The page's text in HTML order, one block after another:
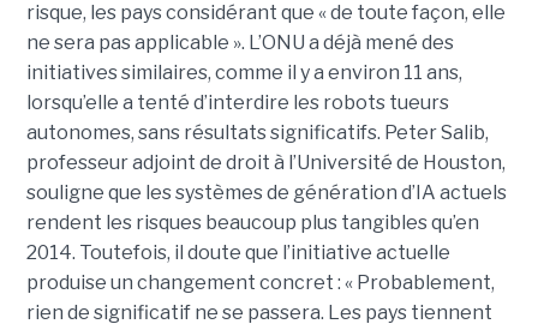
risque, les pays considérant que « de toute façon, elle
ne sera pas applicable ». L’ONU a déjà mené des
initiatives similaires, comme il y a environ 11 ans,
lorsqu’elle a tenté d’interdire les robots tueurs
autonomes, sans résultats significatifs. Peter Salib,
professeur adjoint de droit à l’Université de Houston,
souligne que les systèmes de génération d’IA actuels
rendent les risques beaucoup plus tangibles qu’en
2014. Toutefois, il doute que l’initiative actuelle
produise un changement concret : « Probablement,
rien de significatif ne se passera. Les pays tiennent